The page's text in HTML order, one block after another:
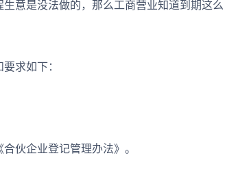
意是没法做的，那么工商营业知道到期这么
求如下：
伙企业登记管理办法》。